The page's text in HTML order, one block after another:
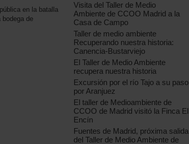
en la batalla
bodega de
Visita del Taller de Medio
Ambiente de CCOO Madrid a la
Casa de Campo
Taller de medio ambiente
Recuperando nuestra historia:
Canencia-Bustarviejo
El Taller de Medio Ambiente
recupera nuestra historia
Excursión por el río Tajo a su paso
por Aranjuez
El taller de Medioambiente de
CCOO de Madrid visitó la Finca El
Encín
Fuentes de Madrid, próxima salida
del Taller de Medio Ambiente de